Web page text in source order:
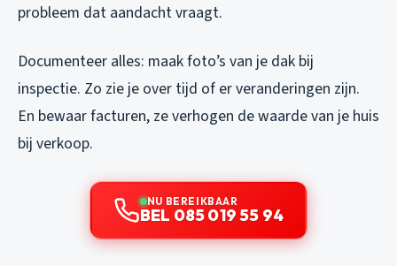
probleem dat aandacht vraagt.
Documenteer alles: maak foto’s van je dak bij
inspectie. Zo zie je over tijd of er veranderingen zijn.
En bewaar facturen, ze verhogen de waarde van je huis
bij verkoop.
NU BEREIKBAAR
BEL 085 019 55 94